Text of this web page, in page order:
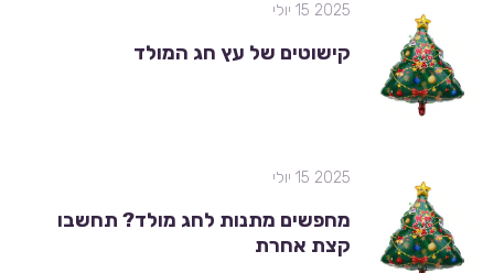
2025 15 יולי
קישוטים של עץ חג המולד
2025 15 יולי
מחפשים מתנות לחג מולד? תחשבו
קצת אחרת